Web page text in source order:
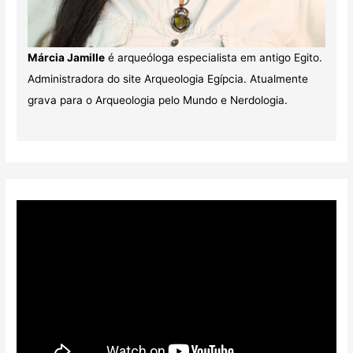
Márcia Jamilleé arqueóloga especialista em antigo Egito.
Administradora do site Arqueologia Egípcia. Atualmente
grava para o Arqueologia pelo Mundo e Nerdologia.